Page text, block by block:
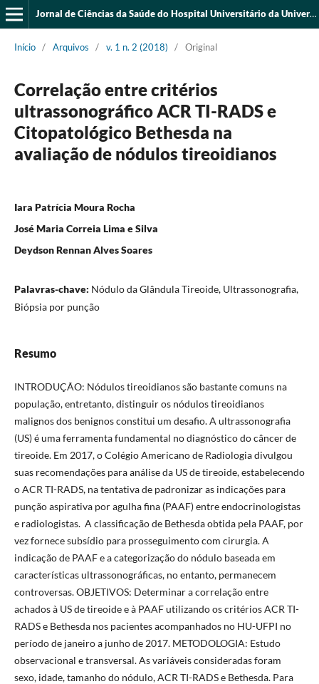
Jornal de Ciências da Saúde do Hospital Universitário da Universidade Federal do Piauí
Início / Arquivos / v. 1 n. 2 (2018) / Original
Correlação entre critérios
ultrassonográfico ACR TI-RADS e
Citopatológico Bethesda na
avaliação de nódulos tireoidianos
Iara Patrícia Moura Rocha
José Maria Correia Lima e Silva
Deydson Rennan Alves Soares
Palavras-chave: Nódulo da Glândula Tireoide, Ultrassonografia,
Biópsia por punção
Resumo
INTRODUÇÃO: Nódulos tireoidianos são bastante comuns na
população, entretanto, distinguir os nódulos tireoidianos
malignos dos benignos constitui um desafio. A ultrassonografia
(US) é uma ferramenta fundamental no diagnóstico do câncer de
tireoide. Em 2017, o Colégio Americano de Radiologia divulgou
suas recomendações para análise da US de tireoide, estabelecendo
o ACR TI-RADS, na tentativa de padronizar as indicações para
punção aspirativa por agulha fina (PAAF) entre endocrinologistas
e radiologistas. A classificação de Bethesda obtida pela PAAF, por
vez fornece subsídio para prosseguimento com cirurgia. A
indicação de PAAF e a categorização do nódulo baseada em
características ultrassonográficas, no entanto, permanecem
controversas. OBJETIVOS: Determinar a correlação entre
achados à US de tireoide e à PAAF utilizando os critérios ACR TI-
RADS e Bethesda nos pacientes acompanhados no HU-UFPI no
período de janeiro a junho de 2017. METODOLOGIA: Estudo
observacional e transversal. As variáveis consideradas foram
sexo, idade, tamanho do nódulo, ACR TI-RADS e Bethesda. Para